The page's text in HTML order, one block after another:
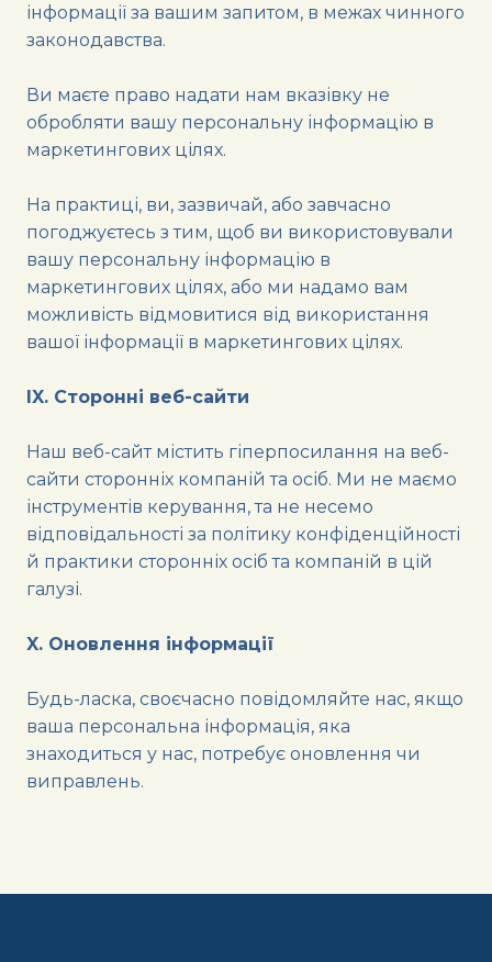
інформації за вашим запитом, в межах чинного
законодавства.
Ви маєте право надати нам вказівку не
обробляти вашу персональну інформацію в
маркетингових цілях.
На практиці, ви, зазвичай, або завчасно
погоджуєтесь з тим, щоб ви використовували
вашу персональну інформацію в
маркетингових цілях, або ми надамо вам
можливість відмовитися від використання
вашої інформації в маркетингових цілях.
IX. Сторонні веб-сайти
Наш веб-сайт містить гіперпосилання на веб-
сайти сторонніх компаній та осіб. Ми не маємо
інструментів керування, та не несемо
відповідальності за політику конфіденційності
й практики сторонніх осіб та компаній в цій
галузі.
X. Оновлення інформації
Будь-ласка, своєчасно повідомляйте нас, якщо
ваша персональна інформація, яка
знаходиться у нас, потребує оновлення чи
виправлень.